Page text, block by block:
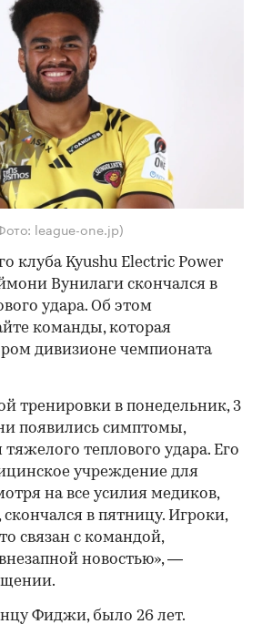
league-one.jp)
клуба Kyushu Electric Power
Вунилаги скончался в
удара. Об этом
команды, которая
дивизионе чемпионата
тренировки в понедельник, 3
появились симптомы,
теплового удара. Его
учреждение для
на все усилия медиков,
в пятницу. Игроки,
связан с командой,
новостью», —
Фиджи, было 26 лет.